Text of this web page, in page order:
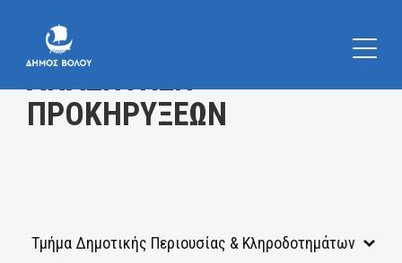
ΑΝΑΖΗΤΗΣΗ
ΠΡΟΚΗΡΥΞΕΩΝ